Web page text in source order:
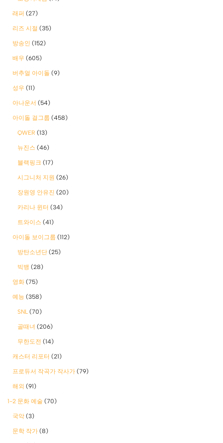
래퍼 (27)
리즈 시절 (35)
방송인 (152)
배우 (605)
버추얼 아이돌 (9)
성우 (11)
아나운서 (54)
아이돌 걸그룹 (458)
QWER (13)
뉴진스 (46)
블랙핑크 (17)
시그니처 지원 (26)
장원영 안유진 (20)
카리나 윈터 (34)
트와이스 (41)
아이돌 보이그룹 (112)
방탄소년단 (25)
빅뱅 (28)
영화 (75)
예능 (358)
SNL (70)
골때녀 (206)
무한도전 (14)
캐스터 리포터 (21)
프로듀서 작곡가 작사가 (79)
해외 (91)
1-2 문화 예술 (70)
국악 (3)
문학 작가 (8)